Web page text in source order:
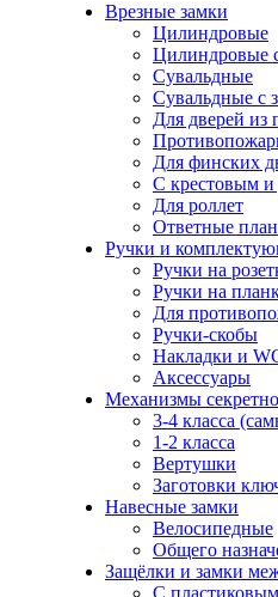
Врезные замки
Цилиндровые
Цилиндровые
Сувальдные
Сувальдные с
Для дверей из
Для финских
С крестовым
Для роллет
Ответные
Ручки и
Ручки на
Ручки на
Для
Ручки-скобы
Накладки и
Аксессуары
Механизмы
3-4 класса
1-2 класса
Вертушки
Заготовки
Навесные замки
Велосипедные
Общего
Защёлки и замки
С